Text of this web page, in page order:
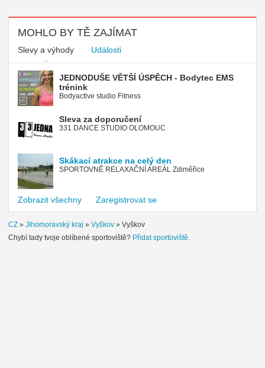
MOHLO BY TĚ ZAJÍMAT
Slevy a výhody Události
JEDNODUŠE VĚTŠÍ ÚSPĚCH - Bodytec EMS
trénink
Bodyactive studio Fitness
Sleva za doporučení
331 DANCE STUDIO OLOMOUC
Skákací atrakce na celý den
SPORTOVNĚ RELAXAČNÍ AREÁL Zdiměřice
Zobrazit všechny Zaregistrovat se
CZ » Jihomoravský kraj » Vyškov » Vyškov
Chybí tady tvoje oblíbené sportoviště? Přidat sportoviště.